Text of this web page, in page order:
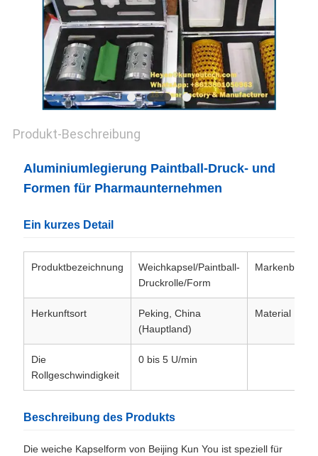
Produkt-Beschreibung
Aluminiumlegierung Paintball-Druck- und
Formen für Pharmaunternehmen
Ein kurzes Detail
Produktbezeichnung
Weichkapsel/Paintball-
Druckrolle/Form
Herkunftsort
Peking, China
(Hauptland)
Material
Die
Rollgeschwindigkeit
0 bis 5 U/min
Beschreibung des Produkts
Die weiche Kapselform von Beijing Kun You ist speziell für